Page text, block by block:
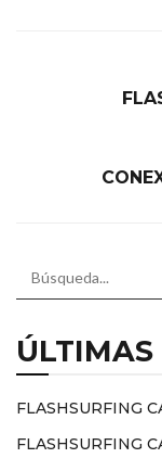
FLASHSURFING
FLASHSURFING